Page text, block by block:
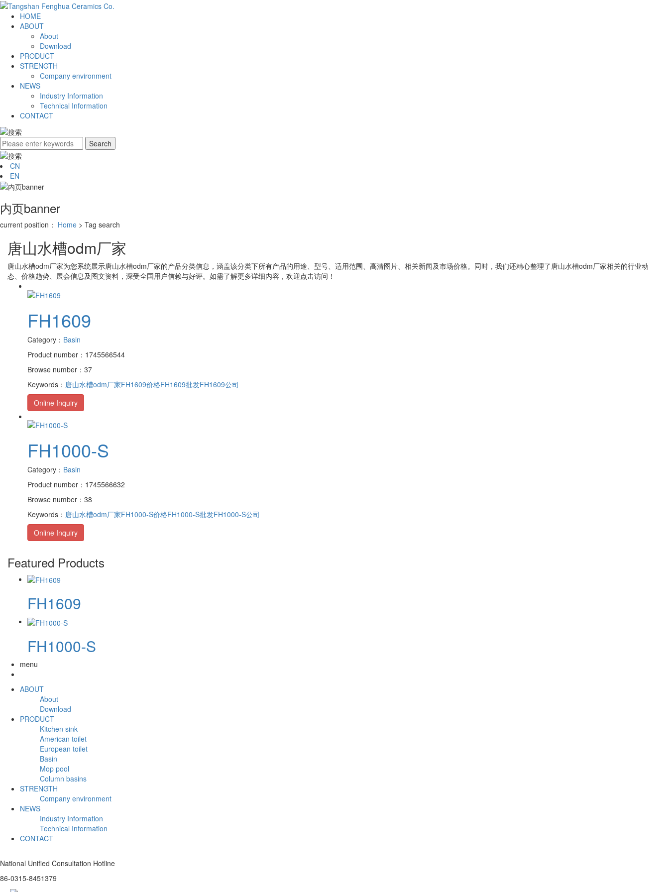
HOME
ABOUT
About
Download
PRODUCT
STRENGTH
Company environment
NEWS
Industry Information
Technical Information
CONTACT
CN
EN
内页banner
current position： Home > Tag search
唐山水槽odm厂家
唐山水槽odm厂家为您系统展示唐山水槽odm厂家的产品分类信息，涵盖该分类下所有产品的用途、型号、适用范围、高清图片、相关新闻及市场价格。同时，我们还精心整理了唐山水槽odm厂家相关的行业动
态、价格趋势、展会信息及图文资料，深受全国用户信赖与好评。如需了解更多详细内容，欢迎点击访问！
FH1609
Category： Basin
Product number：1745566544
Browse number：37
Keywords： 唐山水槽odm厂家FH1609价格FH1609批发FH1609公司
Online Inquiry
FH1000-S
Category： Basin
Product number：1745566632
Browse number：38
Keywords： 唐山水槽odm厂家FH1000-S价格FH1000-S批发FH1000-S公司
Online Inquiry
Featured Products
FH1609
FH1000-S
menu
ABOUT
About
Download
PRODUCT
Kitchen sink
American toilet
European toilet
Basin
Mop pool
Column basins
STRENGTH
Company environment
NEWS
Industry Information
Technical Information
CONTACT
National Unified Consultation Hotline
86-0315-8451379